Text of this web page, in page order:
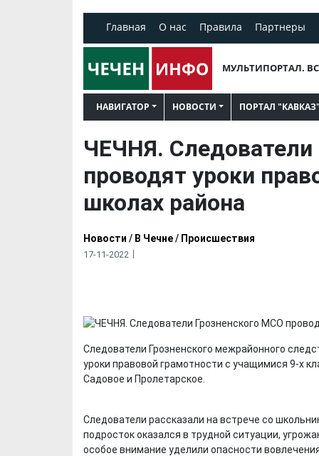
Главная О нас Правила Партнеры
МУЛЬТИПОРТАЛ.
НАВИГАТОР НОВОСТИ ПОРТАЛ "КАВКАЗ"
ЧЕЧНЯ. Следователи
проводят уроки
школах района
Новости / В Чечне/ Происшествия
17-11-2022
Следователи Грозненского межрайонного
уроки правовой грамотности с учащимися 9-х
Садовое и Пролетарское.
Следователи рассказали на встрече со
подросток оказался в трудной ситуации,
особое внимание уделили опасности